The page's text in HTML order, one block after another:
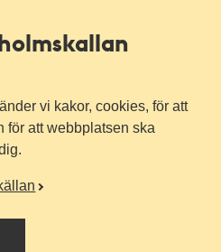
vi kakor, cookies, för att
för att webbplatsen ska